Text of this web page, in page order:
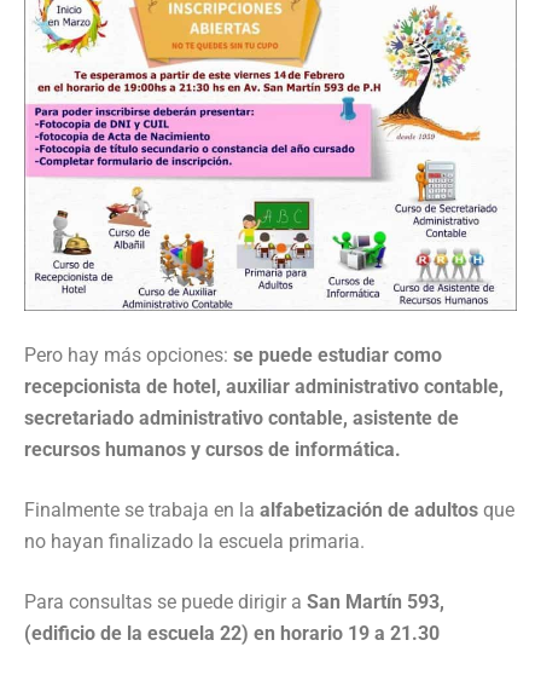
Pero hay más opciones: se puede estudiar como
recepcionista de hotel, auxiliar administrativo contable,
secretariado administrativo contable, asistente de
recursos humanos y cursos de informática.
Finalmente se trabaja en la alfabetización de adultos que
no hayan finalizado la escuela primaria.
Para consultas se puede dirigir a San Martín 593,
(edificio de la escuela 22) en horario 19 a 21.30